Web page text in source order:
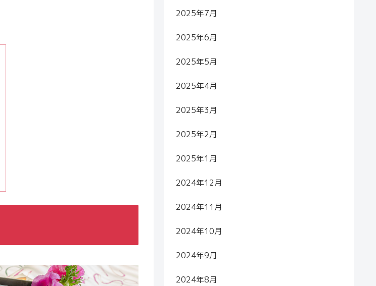
2025年7月
2025年6月
2025年5月
2025年4月
2025年3月
2025年2月
2025年1月
2024年12月
2024年11月
2024年10月
2024年9月
2024年8月